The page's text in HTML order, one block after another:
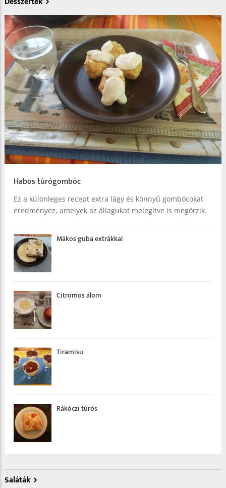
Habos túrógombóc
Ez a különleges recept extra lágy és könnyű gombócokat
eredményez, amelyek az állagukat melegítve is megőrzik.
Mákos guba extrákkal
Citromos álom
Tiramisu
Rákóczi túrós
Saláták